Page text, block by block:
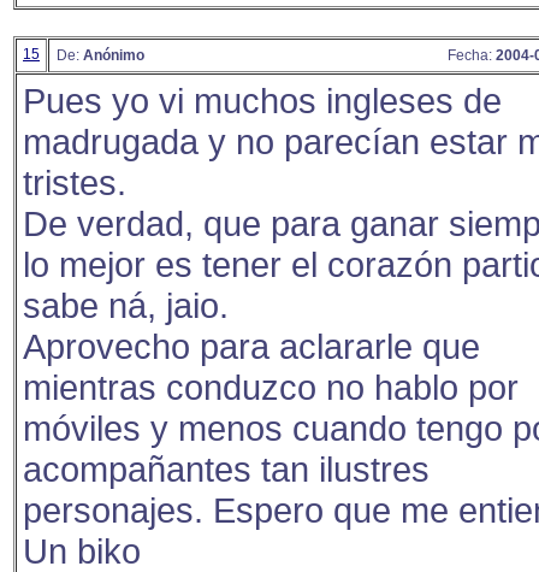
15 De: Anónimo Fecha: 2004-
Pues yo vi muchos ingleses de
madrugada y no parecían estar
tristes.
De verdad, que para ganar
lo mejor es tener el corazón
sabe ná, jaio.
Aprovecho para aclararle que
mientras conduzco no hablo por
móviles y menos cuando tengo
acompañantes tan ilustres
personajes. Espero que me
Un biko